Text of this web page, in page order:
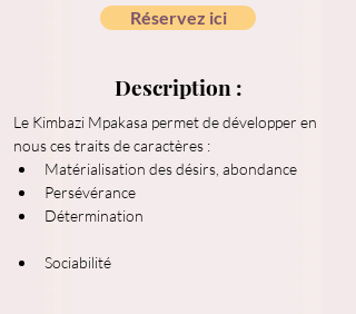
Réservez ici
Description :
Le Kimbazi Mpakasa permet de développer en
nous ces traits de caractères :
Matérialisation des désirs, abondance
Persévérance
Détermination
Sociabilité